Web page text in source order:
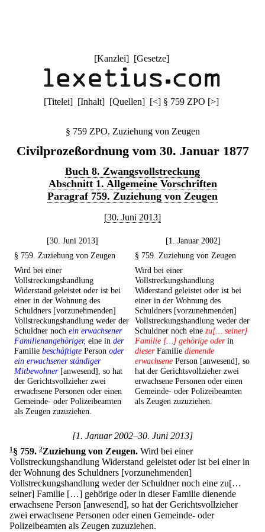
[Kanzlei] [Gesetze]
[Titelei] [Inhalt] [Quellen] [<] § 759 ZPO [>]
§ 759 ZPO. Zuziehung von Zeugen
Civilprozeßordnung vom 30. Januar 1877
Buch 8. Zwangsvollstreckung
Abschnitt 1. Allgemeine Vorschriften
Paragraf 759. Zuziehung von Zeugen
[30. Juni 2013]
[30. Juni 2013]
[1. Januar 2002]
§ 759. Zuziehung von Zeugen
§ 759. Zuziehung von Zeugen
Wird bei einer
Vollstreckungshandlung
Widerstand geleistet oder ist bei
einer in der Wohnung des
Schuldners [vorzunehmenden]
Vollstreckungshandlung weder der
Schuldner noch ein erwachsener
Familienangehöriger, eine in der
Familie beschäftigte Person oder
ein erwachsener ständiger
Mitbewohner[anwesend], so hat
der Gerichtsvollzieher zwei
erwachsene Personen oder einen
Gemeinde- oder Polizeibeamten
als Zeugen zuzuziehen.
Wird bei einer
Vollstreckungshandlung
Widerstand geleistet oder ist bei
einer in der Wohnung des
Schuldners [vorzunehmenden]
Vollstreckungshandlung weder der
Schuldner noch eine zu[… seiner]
Familie […] gehörige oderin
dieserFamilie dienende
erwachsene Person [anwesend], so
hat der Gerichtsvollzieher zwei
erwachsene Personen oder einen
Gemeinde- oder Polizeibeamten
als Zeugen zuzuziehen.
[1. Januar 2002–30. Juni 2013]
1§ 759. 2Zuziehung von Zeugen. Wird bei einer
Vollstreckungshandlung Widerstand geleistet oder ist bei einer in
der Wohnung des Schuldners [vorzunehmenden]
Vollstreckungshandlung weder der Schuldner noch eine zu[…
seiner] Familie […] gehörige oder in dieser Familie dienende
erwachsene Person [anwesend], so hat der Gerichtsvollzieher
zwei erwachsene Personen oder einen Gemeinde- oder
Polizeibeamten als Zeugen zuzuziehen.